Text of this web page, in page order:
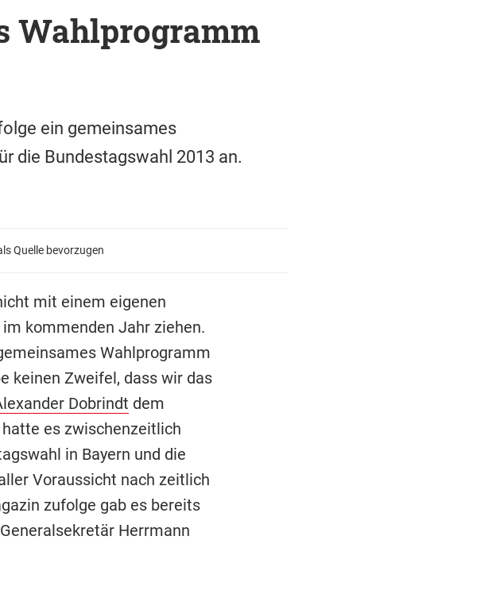
Wahlprogramm
ein gemeinsames
die Bundestagswahl 2013 an.
Quelle bevorzugen
mit einem eigenen
kommenden Jahr ziehen.
Wahlprogramm
keinen Zweifel, dass wir das
Dobrindt dem
hatte es zwischenzeitlich
in Bayern und die
Voraussicht nach zeitlich
zufolge gab es bereits
Herrmann